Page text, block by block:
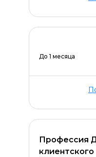
До 1 месяца
Профессия